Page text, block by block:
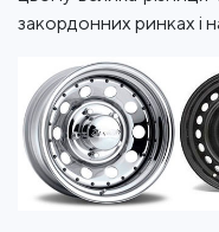
закордонних ринках і